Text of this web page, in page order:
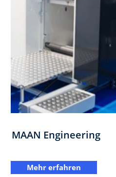
MAAN Engineering
Mehr erfahren